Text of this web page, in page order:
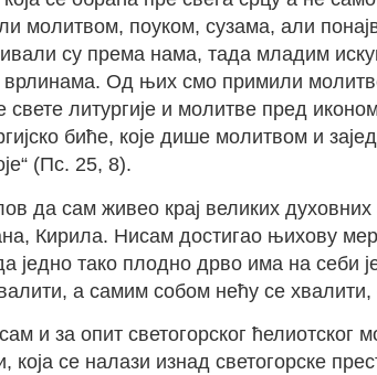
молитвом, поуком, сузама, али
су према нама, тада младим
Од њих смо примили
литургије и молитве пред
биће, које дише молитвом и
(Пс. 25, 8).
да сам живео крај великих
Кирила. Нисам достигао њихову
једно тако плодно дрво има на себи
а самим собом нећу се
и за опит светогорског
се налази изнад светогорске